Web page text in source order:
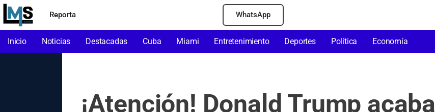
Reporta WhatsApp
Inicio Noticias Destacadas Cuba Miami Entretenimiento Deportes Política Economía
¡Atención! Donald Trump acaba